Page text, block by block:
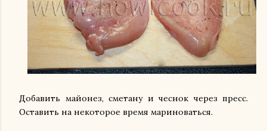
Добавить майонез, сметану и чеснок через пресс.
Оставить на некоторое время мариноваться.